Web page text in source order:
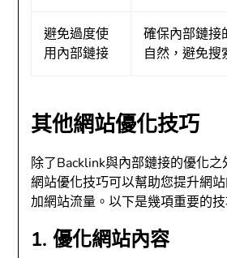
避免過度使
用內部鏈接
確保內部鏈接
自然，避免搜
其他網站優化技巧
除了Backlink與內部鏈接的優化
網站優化技巧可以幫助您提升網
加網站流量。以下是幾項重要的技
1. 優化網站內容